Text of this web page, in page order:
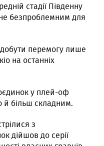
стадії Південну
безпроблемним для
перемогу лише
на останніх
у плей-оф
більш складним.
з
дійшов до серії